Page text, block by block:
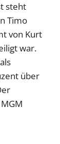
steht
Timo
von Kurt
war.
über